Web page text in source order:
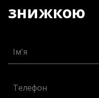
знижкою
Ім'я
Телефон